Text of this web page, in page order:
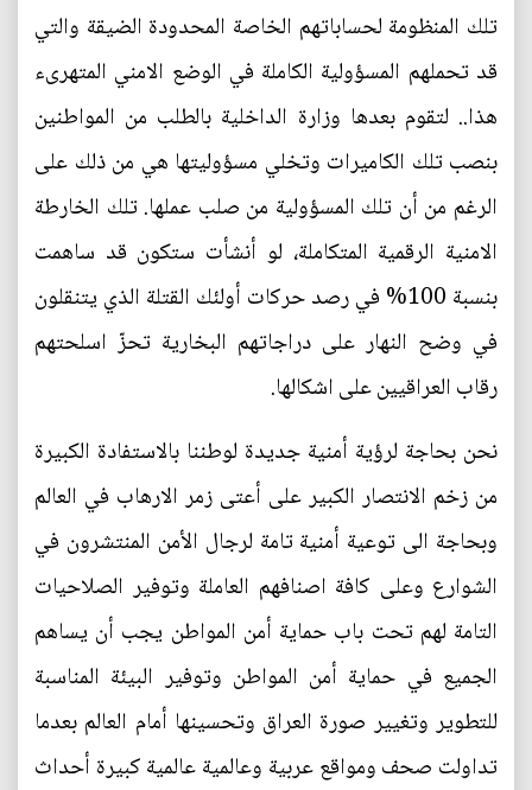
تلك المنظومة لحساباتهم الخاصة المحدودة الضيقة والتي
قد تحملهم المسؤولية الكاملة في الوضع الامني المتهرىء
هذا.. لتقوم بعدها وزارة الداخلية بالطلب من المواطنين
بنصب تلك الكاميرات وتخلي مسؤوليتها هي من ذلك على
الرغم من أن تلك المسؤولية من صلب عملها. تلك الخارطة
الامنية الرقمية المتكاملة، لو أنشأت ستكون قد ساهمت
بنسبة 100% في رصد حركات أولئك القتلة الذي يتنقلون
في وضح النهار على دراجاتهم البخارية تحزّ اسلحتهم
رقاب العراقيين على اشكالها.
نحن بحاجة لرؤية أمنية جديدة لوطننا بالاستفادة الكبيرة
من زخم الانتصار الكبير على أعتى زمر الارهاب في العالم
وبحاجة الى توعية أمنية تامة لرجال الأمن المنتشرون في
الشوارع وعلى كافة اصنافهم العاملة وتوفير الصلاحيات
التامة لهم تحت باب حماية أمن المواطن يجب أن يساهم
الجميع في حماية أمن المواطن وتوفير البيئة المناسبة
للتطوير وتغيير صورة العراق وتحسينها أمام العالم بعدما
تداولت صحف ومواقع عربية وعالمية عالمية كبيرة أحداث